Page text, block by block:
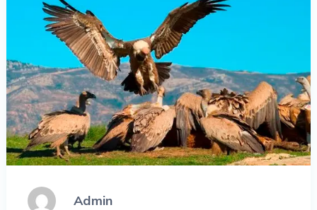
Admin